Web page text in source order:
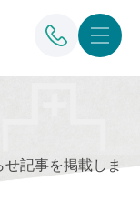
せ記事を掲載しま